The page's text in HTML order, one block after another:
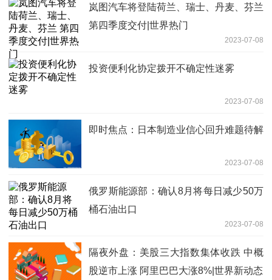
岚图汽车将登陆荷兰、瑞士、丹麦、芬兰
第四季度交付|世界热门
2023-07-08
投资便利化协定拨开不确定性迷雾
2023-07-08
即时焦点：日本制造业信心回升难题待解
2023-07-08
俄罗斯能源部：确认8月将每日减少50万
桶石油出口
2023-07-08
隔夜外盘：美股三大指数集体收跌 中概
股逆市上涨 阿里巴巴大涨8%|世界新动态